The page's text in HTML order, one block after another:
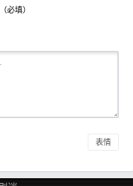
必填）
表情